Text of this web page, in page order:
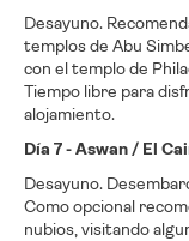
Desayuno.
templos de Abu
con el templo de
Tiempo libre para
alojamiento.
Día 7 - Aswan / El
Desayuno.
Como opcional
nubios, visitando